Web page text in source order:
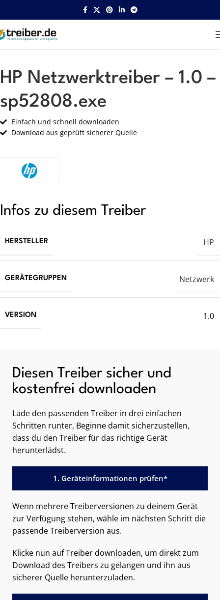
Startseite HP Netzwerk
HP Netzwerktreiber – 1.0 –
sp52808.exe
Einfach und schnell downloaden
Download aus geprüft sicherer Quelle
Infos zu diesem Treiber
HERSTELLER HP
GERÄTEGRUPPEN Netzwerk
VERSION 1.0
Diesen Treiber sicher und
kostenfrei downloaden
Lade den passenden Treiber in drei einfachen
Schritten runter, Beginne damit sicherzustellen,
dass du den Treiber für das richtige Gerät
herunterlädst.
1. Geräteinformationen prüfen*
Wenn mehrere Treiberversionen zu deinem Gerät
zur Verfügung stehen, wähle im nächsten Schritt die
passende Treiberversion aus.
Klicke nun auf Treiber downloaden, um direkt zum
Download des Treibers zu gelangen und ihn aus
sicherer Quelle herunterzuladen.